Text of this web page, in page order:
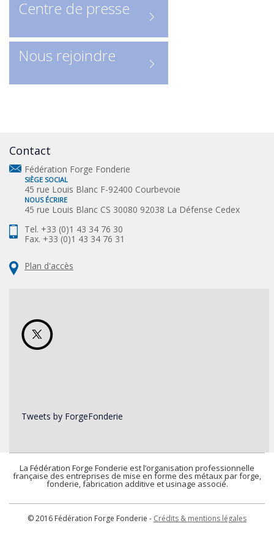
Centre de presse
Nous rejoindre
Contact
Fédération Forge Fonderie
SIÈGE SOCIAL
45 rue Louis Blanc F-92400 Courbevoie
NOUS ÉCRIRE
45 rue Louis Blanc CS 30080 92038 La Défense Cedex
Tel. +33 (0)1 43 34 76 30
Fax. +33 (0)1 43 34 76 31
Plan d'accès
Tweets by ForgeFonderie
La Fédération Forge Fonderie est l’organisation professionnelle
française des entreprises de mise en forme des métaux par forge,
fonderie, fabrication additive et usinage associé.
© 2016 Fédération Forge Fonderie - Crédits & mentions légales